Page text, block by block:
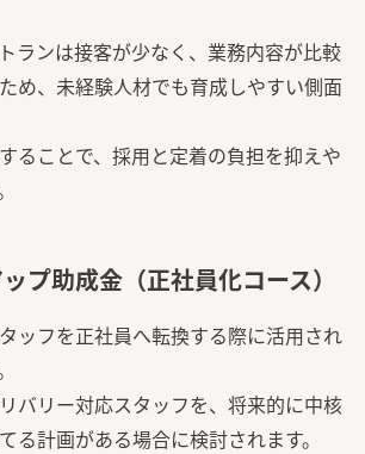
ランは接客が少なく、業務内容が比較
め、未経験人材でも育成しやすい側面
ることで、採用と定着の負担を抑えや
プ助成金（正社員化コース）
ッフを正社員へ転換する際に活用され
バリー対応スタッフを、将来的に中核
る計画がある場合に検討されます。